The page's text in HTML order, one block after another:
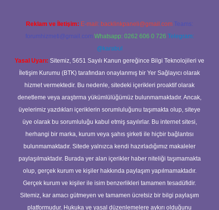
Reklam ve İletişim: E-mail: backlinkpaneli@gmail.com Teams:
forumhizmeti@gmail.com Whatsapp: 0262 606 0 726 Telegram:
@karabul
Yasal Uyarı: Sitemiz, 5651 Sayılı Kanun gereğince Bilgi Teknolojileri ve
İletişim Kurumu (BTK) tarafından onaylanmış bir Yer Sağlayıcı olarak
hizmet vermektedir. Bu nedenle, sitedeki içerikleri proaktif olarak
denetleme veya araştırma yükümlülüğümüz bulunmamaktadır. Ancak,
üyelerimiz yazdıkları içeriklerin sorumluluğunu taşımakta olup, siteye
üye olarak bu sorumluluğu kabul etmiş sayılırlar. Bu internet sitesi,
herhangi bir marka, kurum veya şahıs şirketi ile hiçbir bağlantısı
bulunmamaktadır. Sitede yalnızca kendi hazırladığımız makaleler
paylaşılmaktadır. Burada yer alan içerikler haber niteliği taşımamakta
olup, gerçek kurum ve kişiler hakkında paylaşım yapılmamaktadır.
Gerçek kurum ve kişiler ile isim benzerlikleri tamamen tesadüfidir.
Sitemiz, kar amacı gütmeyen ve tamamen ücretsiz bir bilgi paylaşım
platformudur. Hukuka ve yasal düzenlemelere aykırı olduğunu